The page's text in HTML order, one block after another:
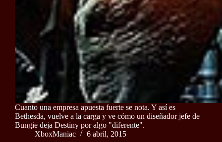
Cuanto una empresa apuesta fuerte se nota. Y así es
Bethesda, vuelve a la carga y ve cómo un diseñador jefe de
Bungie deja Destiny por algo "diferente".
XboxManiac
6 abril, 2015